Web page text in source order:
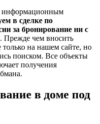
информационным
в сделке по
за бронирование ни с
. Прежде чем вносить
на нашем сайте, но
поиском. Все объекты
получения
в доме под